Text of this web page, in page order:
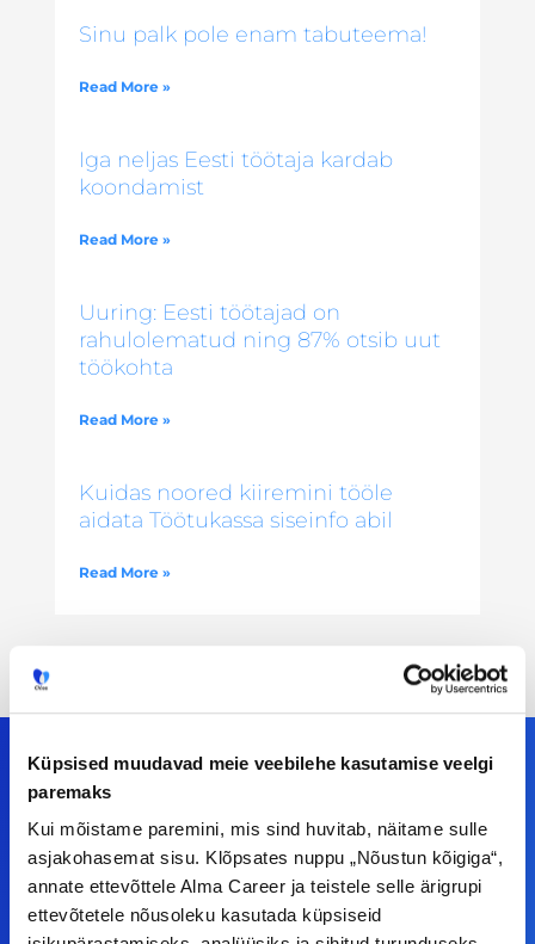
Küpsised muudavad meie veebilehe kasutamise veelgi
paremaks
Kui mõistame paremini, mis sind huvitab, näitame sulle
asjakohasemat sisu. Klõpsates nuppu „Nõustun kõigiga“,
annate ettevõttele Alma Career ja teistele selle ärigrupi
ettevõtetele nõusoleku kasutada küpsiseid
Sinu palk pole enam tabuteema!
Read More »
Iga neljas Eesti töötaja kardab
koondamist
Read More »
Uuring: Eesti töötajad on
rahulolematud ning 87% otsib uut
töökohta
Read More »
Kuidas noored kiiremini tööle
aidata Töötukassa siseinfo abil
Read More »
Meiega leiad!
Tööelublogi.ee lehelt leiad kõik vajaliku, et olla
kursis tööturu uudistega. Kui sul on